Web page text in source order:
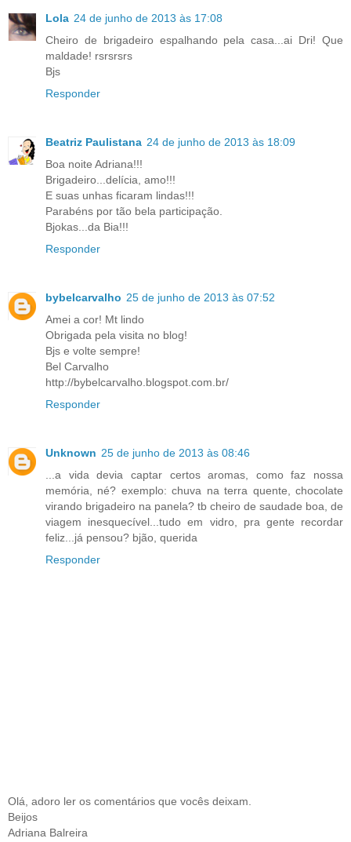
Lola 24 de junho de 2013 às 17:08
Cheiro de brigadeiro espalhando pela casa...ai Dri! Que
maldade! rsrsrsrs
Bjs
Responder
Beatriz Paulistana 24 de junho de 2013 às 18:09
Boa noite Adriana!!!
Brigadeiro...delícia, amo!!!
E suas unhas ficaram lindas!!!
Parabéns por tão bela participação.
Bjokas...da Bia!!!
Responder
bybelcarvalho 25 de junho de 2013 às 07:52
Amei a cor! Mt lindo
Obrigada pela visita no blog!
Bjs e volte sempre!
Bel Carvalho
http://bybelcarvalho.blogspot.com.br/
Responder
Unknown 25 de junho de 2013 às 08:46
...a vida devia captar certos aromas, como faz nossa
memória, né? exemplo: chuva na terra quente, chocolate
virando brigadeiro na panela? tb cheiro de saudade boa, de
viagem inesquecível...tudo em vidro, pra gente recordar
feliz...já pensou? bjão, querida
Responder
Olá, adoro ler os comentários que vocês deixam.
Beijos
Adriana Balreira